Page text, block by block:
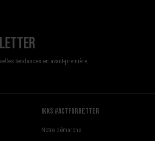
tendances en avant-première,
Ikks #actforbetter
Notre démarche